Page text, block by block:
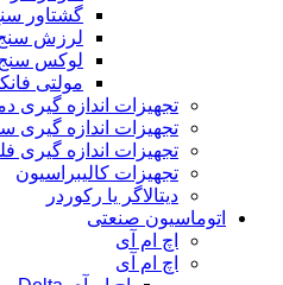
گشتاور
لرزش سنج
لوکس
مولتی
تجهیزات اندازه گیری
تجهیزات اندازه گیری
تجهیزات اندازه گیری
تجهیزات کالیبراسیون
دیتالاگر یا رکوردر
اتوماسیون صنعتی
اچ ام آی
اچ ام آی